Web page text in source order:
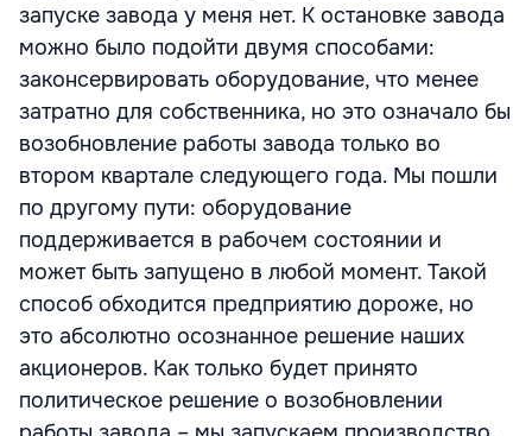
запуске завода у меня нет. К остановке завода
можно было подойти двумя способами:
законсервировать оборудование, что менее
затратно для собственника, но это означало бы
возобновление работы завода только во
втором квартале следующего года. Мы пошли
по другому пути: оборудование
поддерживается в рабочем состоянии и
может быть запущено в любой момент. Такой
способ обходится предприятию дороже, но
это абсолютно осознанное решение наших
акционеров. Как только будет принято
политическое решение о возобновлении